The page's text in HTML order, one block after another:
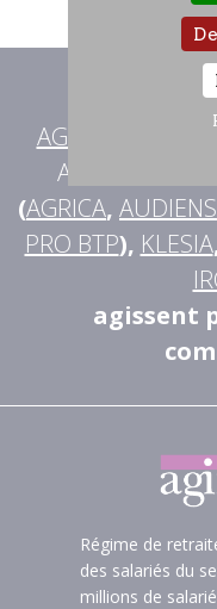
Avec
AG2R LA
ALLIANCE
(AGRICA, AUDIENS
PRO BTP), KLESIA
agissent
Régime de
des salariés du
millions de